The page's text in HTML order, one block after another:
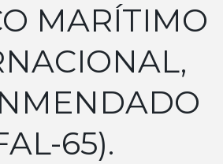
MARÍTIMO
65).